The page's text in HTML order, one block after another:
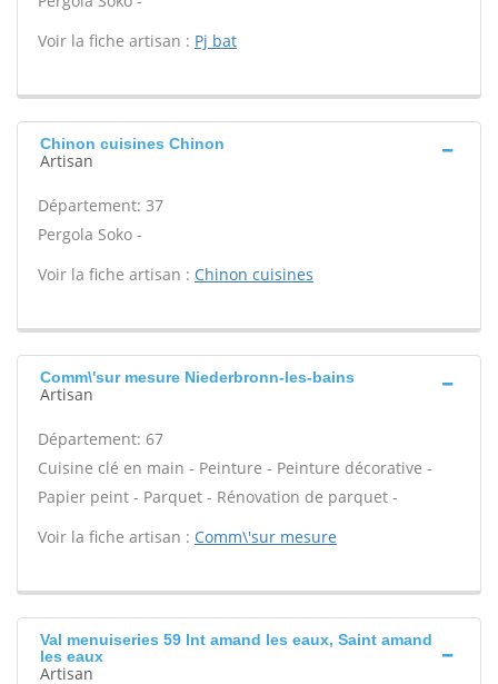
Voir la fiche artisan : Pj bat
Chinon cuisines Chinon
Artisan
Département: 37
Pergola Soko -
Voir la fiche artisan : Chinon cuisines
Comm\'sur mesure Niederbronn-les-bains
Artisan
Département: 67
Cuisine clé en main - Peinture - Peinture décorative -
Papier peint - Parquet - Rénovation de parquet -
Voir la fiche artisan : Comm\'sur mesure
Val menuiseries 59 Int amand les eaux, Saint amand
les eaux
Artisan